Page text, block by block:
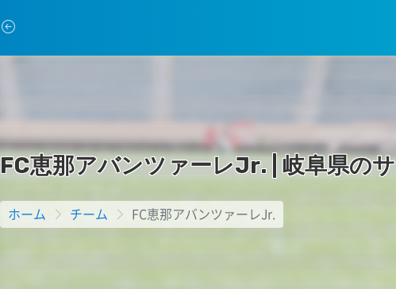
FC恵那アバンツ ァーレJr. 岐阜県のサ
ホーム チーム FC恵那アバンツァーレJr.